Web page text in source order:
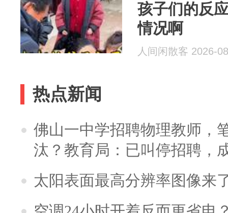
孩子们的反
情况啊
人间闲散客 2026-
热点新闻
佛山一中学招聘物理教师，
汰？教育局：已叫停招聘，
太阳表面最高分辨率图像来